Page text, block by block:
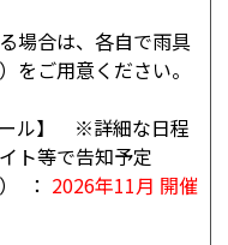
場合は、各自で雨具
をご用意ください。
ール】 ※詳細な日程
ト等で告知予定
： 2026年11月 開催